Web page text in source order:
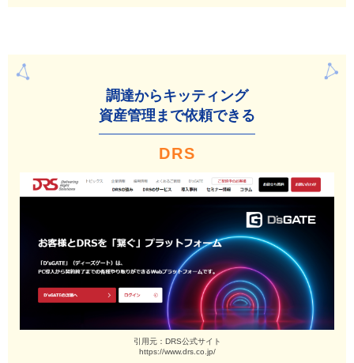
調達からキッティング
資産管理まで依頼できる
DRS
引用元：DRS公式サイト
https://www.drs.co.jp/